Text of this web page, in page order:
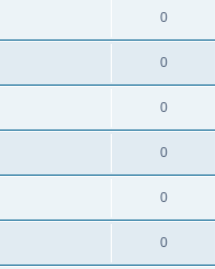
0
0
0
0
0
0